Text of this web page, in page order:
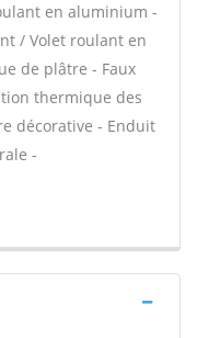
en aluminium -
/ Volet roulant en
de plâtre - Faux
thermique des
décorative - Enduit
-